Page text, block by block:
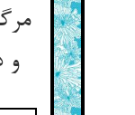
و دارو و برگ و گیاه‌‌